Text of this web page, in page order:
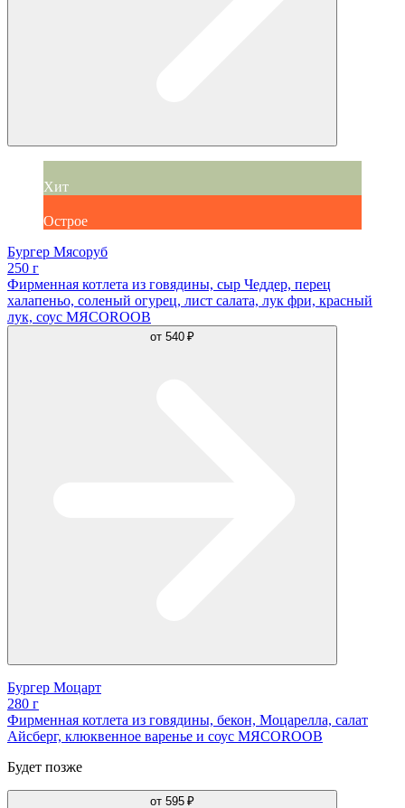
Хит
Острое
Бургер Мясоруб
250 г
Фирменная котлета из говядины, сыр Чеддер, перец
халапеньо, соленый огурец, лист салата, лук фри, красный
лук, соус МЯСОROOB
от 540 ₽
Бургер Моцарт
280 г
Фирменная котлета из говядины, бекон, Моцарелла, салат
Айсберг, клюквенное варенье и соус МЯСОROOB
Будет позже
от 595 ₽